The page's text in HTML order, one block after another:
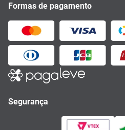
Formas de pagamento
Segurança